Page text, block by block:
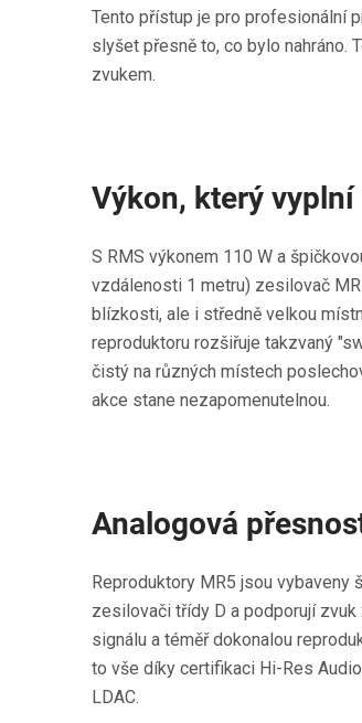
Tento přístup je pro profesionální
slyšet přesně to, co bylo nahráno.
zvukem.
Výkon, který
S RMS výkonem 110 W a
vzdálenosti 1 metru) zesilovač
blízkosti, ale i středně velkou
reproduktoru rozšiřuje takzvaný
čistý na různých místech
akce stane nezapomenutelnou.
Analogová
Reproduktory MR5 jsou vybaveny
zesilovači třídy D a podporují
signálu a téměř dokonalou
to vše díky certifikaci Hi-Res
LDAC.